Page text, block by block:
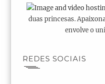
duas princesas.
envolve o
REDES SOCIAIS